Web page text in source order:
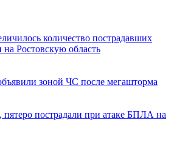
количество пострадавших
на Ростовскую область
зоной ЧС после мегашторма
пятеро пострадали при атаке БПЛА на